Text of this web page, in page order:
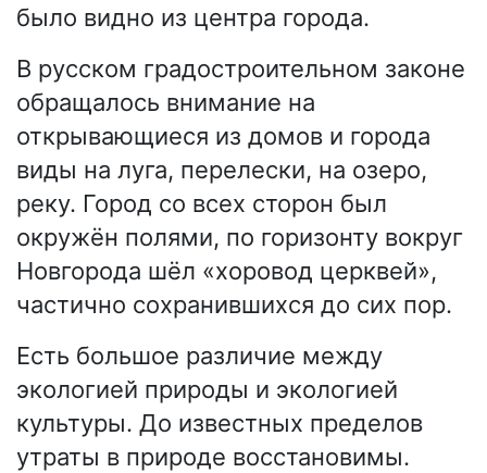
было видно из центра города.
В русском градостроительном законе
обращалось внимание на
открывающиеся из домов и города
виды на луга, перелески, на озеро,
реку. Город со всех сторон был
окружён полями, по горизонту вокруг
Новгорода шёл «хоровод церквей»,
частично сохранившихся до сих пор.
Есть большое различие между
экологией природы и экологией
культуры. До известных пределов
утраты в природе восстановимы.